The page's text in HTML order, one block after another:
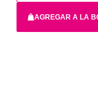
AGREGAR A LA